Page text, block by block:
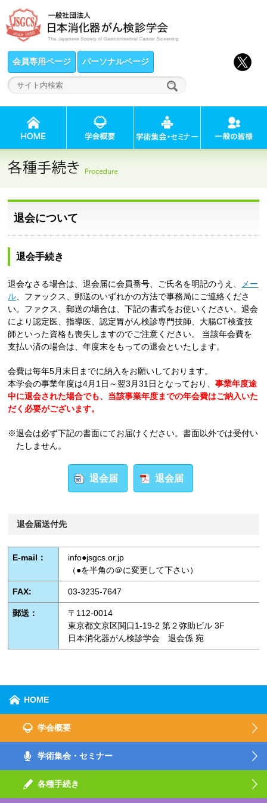
会員専用ページ パーソナルページ
退会について
退会手続き
退会なさる場合は、退会届に会員番号、ご氏名を明記のうえ、
メー
ル 、ファックス、郵送のいずれかの方法で事務局にご連絡くださ
い。ファクス、郵送の場合は、下記の書式をお使いください。退会
により認定医、指導医、認定胃がん検診専門技師、大腸CT検査技
師といった資格も喪失しますのでご注意ください。 当該年会費を
支払い済の場合は、年度末をもっての退会といたします。
会費は毎年5月末日までに納入をお願いしております。
本学会の事業年度は4月1日～翌3月31日となっており、事業年度途
中に退会された場合でも、当該事業年度までの年会費はご納入いた
だく必要がございます。
※退会は必ず下記の書面にてお届けください。書面以外では受付い
たしません。
退会届 退会届
退会届送付先
E-mail：
info●jsgcs.or.jp
（●を半角の＠に変更して下さい）
FAX: 03-3235-7647
郵送：
〒112-0014
東京都文京区関口1-19-2 第２弥助ビル 3F
日本消化器がん検診学会 退会係 宛
HOME
学会概要
学術集会・セミナー
各種手続き